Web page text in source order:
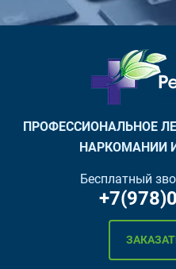
ПРОФЕССИОНАЛЬНОЕ
НАРКОМАНИИ
Бесплатный